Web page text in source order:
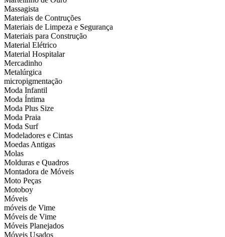
Massagista
Materiais de Contruções
Materiais de Limpeza e Segurança
Materiais para Construção
Material Elétrico
Material Hospitalar
Mercadinho
Metalúrgica
micropigmentação
Moda Infantil
Moda Íntima
Moda Plus Size
Moda Praia
Moda Surf
Modeladores e Cintas
Moedas Antigas
Molas
Molduras e Quadros
Montadora de Móveis
Moto Peças
Motoboy
Móveis
móveis de Vime
Móveis de Vime
Móveis Planejados
Móveis Usados